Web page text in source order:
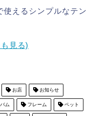
使えるシンプルなテン
見る)
お店 お知らせ
ム フレーム ペット